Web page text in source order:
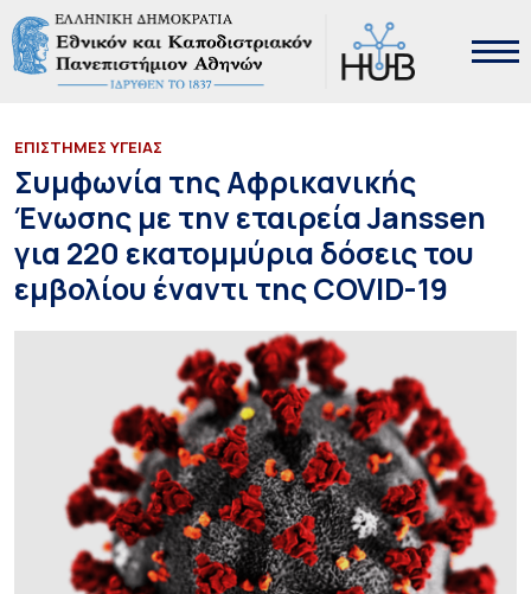
ΕΠΙΣΤΗΜΕΣ ΥΓΕΙΑΣ
Συμφωνία της Αφρικανικής
Ένωσης με την εταιρεία Janssen
για 220 εκατομμύρια δόσεις του
εμβολίου έναντι της COVID-19